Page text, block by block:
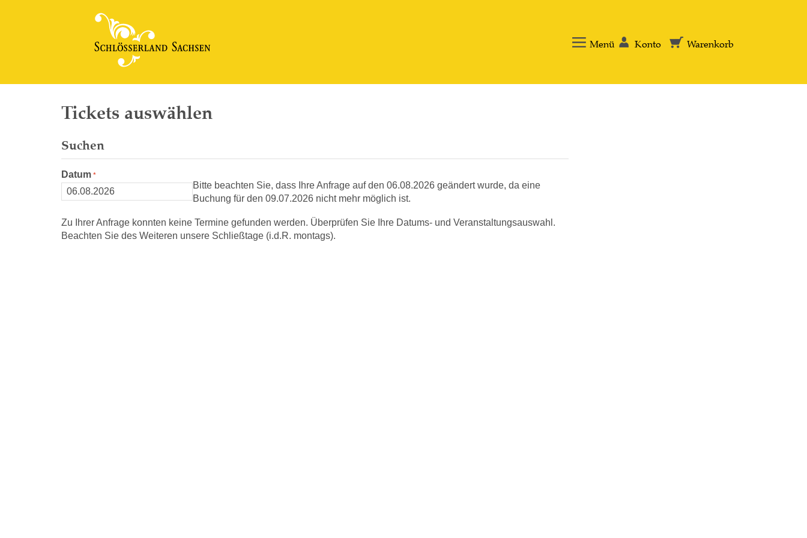
Menü Konto Warenkorb
Tickets auswählen
Suchen
Datum
Bitte beachten Sie, dass Ihre Anfrage auf den 06.08.2026 geändert wurde, da eine
Buchung für den 09.07.2026 nicht mehr möglich ist.
Zu Ihrer Anfrage konnten keine Termine gefunden werden. Überprüfen Sie Ihre Datums- und Veranstaltungsauswahl.
Beachten Sie des Weiteren unsere Schließtage (i.d.R. montags).